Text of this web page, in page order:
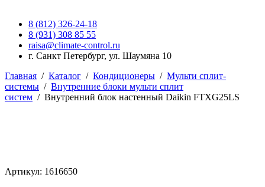
8 (812) 326-24-18
8 (931) 308 85 55
raisa@climate-control.ru
г. Санкт Петербург, ул. Шаумяна 10
Главная / Каталог / Кондиционеры / Мульти сплит-
системы / Внутренние блоки мульти сплит
систем / Внутренний блок настенный Daikin FTXG25LS
Артикул: 1616650